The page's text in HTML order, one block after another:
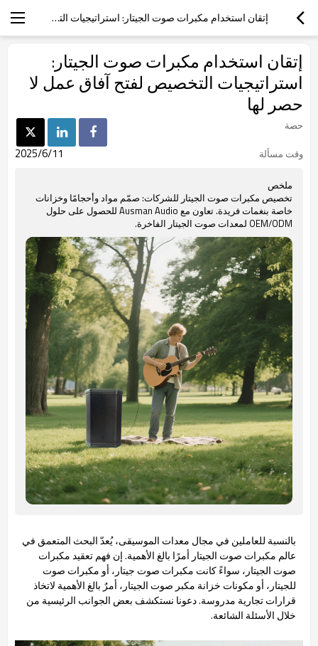
إتقان استخدام مكبرات صوت الجيتار: استراتيجيات التخصيص لفتح آفاق عمل لا حصر لها
إتقان استخدام مكبرات صوت الجيتار:
استراتيجيات التخصيص لفتح آفاق عمل لا
حصر لها
حصة
وقت مسألة
2025/6/11
ملخص
تخصيص مكبرات صوت الجيتار للشركات: صمّم مواد وأحجامًا وخزانات
خاصة بنغمات فريدة. تعاون مع Ausman Audio للحصول على حلول
OEM/ODM لمعدات صوت الجيتار الفاخرة.
بالنسبة للعاملين في مجال معدات الموسيقى، يُعدّ البحث المتعمق في
عالم مكبرات صوت الجيتار أمرًا بالغ الأهمية. إن فهم تعقيد مكبرات
صوت الجيتار، سواءً كانت مكبرات صوت جيتار، أو مكبرات صوت
للجيتار، أو مكونات خزانة مكبر صوت الجيتار، أمرٌ بالغ الأهمية لاتخاذ
قرارات تجارية مدروسة. دعونا نستكشف بعض الجوانب الرئيسية من
خلال الأسئلة الشائعة.